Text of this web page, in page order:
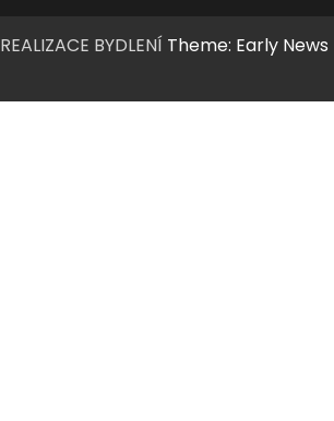
REALIZACE BYDLENÍ Theme: Early News